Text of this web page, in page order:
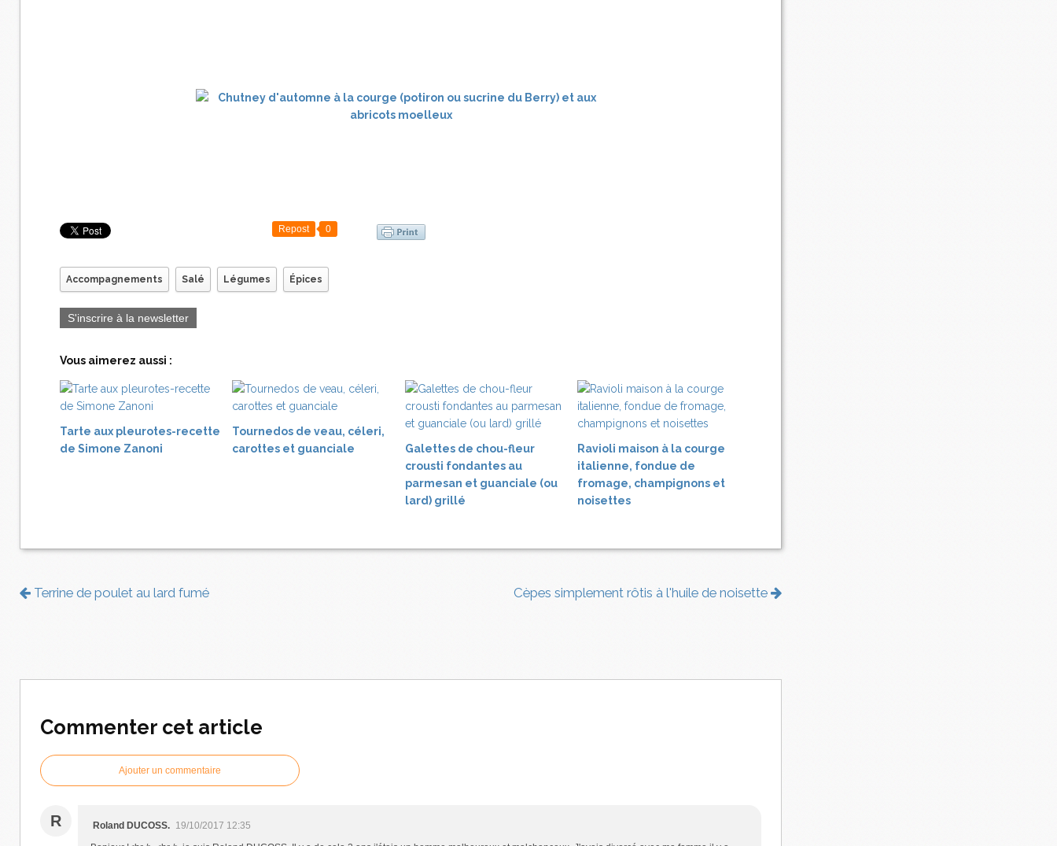
Repost 0
Accompagnements Salé Légumes Épices
S'inscrire à la newsletter
Vous aimerez aussi :
Tarte aux pleurotes-recette
de Simone Zanoni
Tournedos de veau, céleri,
carottes et guanciale
Galettes de chou-fleur
crousti fondantes au
parmesan et guanciale (ou
lard) grillé
Ravioli maison à la courge
italienne, fondue de
fromage, champignons et
noisettes
Terrine de poulet au lard fumé Cèpes simplement rôtis à l'huile de noisette
Commenter cet article
Ajouter un commentaire
R Roland DUCOSS. 19/10/2017 12:35